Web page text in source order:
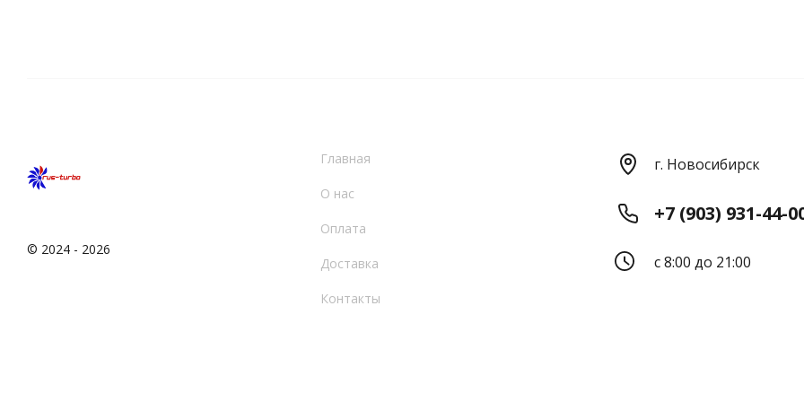
© 2024 - 2026
Главная
О нас
Оплата
Доставка
Контакты
г. Новосибирск
+7 (903) 931-44-
с 8:00 до 21:00